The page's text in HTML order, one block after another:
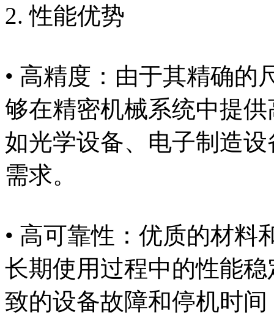
2. 性能优势
• 高精度：由于其精确的
够在精密机械系统中提
如光学设备、电子制造
需求。
• 高可靠性：优质的材料
长期使用过程中的性能
致的设备故障和停机时